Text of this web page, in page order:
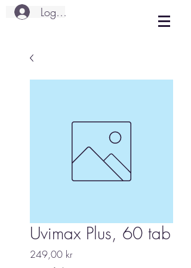
Logg inn
Uvimax Plus, 60 tab
249,00 krPris